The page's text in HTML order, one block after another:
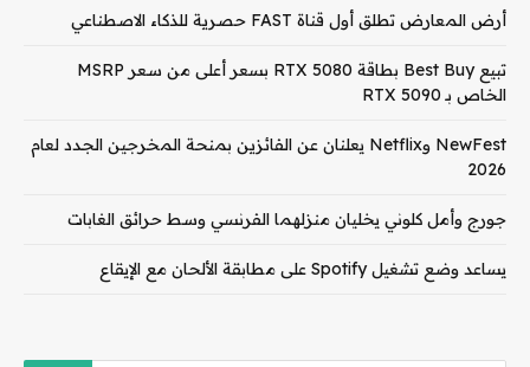
أرض المعارض تطلق أول قناة FAST حصرية للذكاء الاصطناعي
تبيع Best Buy بطاقة RTX 5080 بسعر أعلى من سعر MSRP
الخاص بـ RTX 5090
NewFest وNetflix يعلنان عن الفائزين بمنحة المخرجين الجدد لعام
2026
جورج وأمل كلوني يخليان منزلهما الفرنسي وسط حرائق الغابات
يساعد وضع تشغيل Spotify على مطابقة الألحان مع الإيقاع